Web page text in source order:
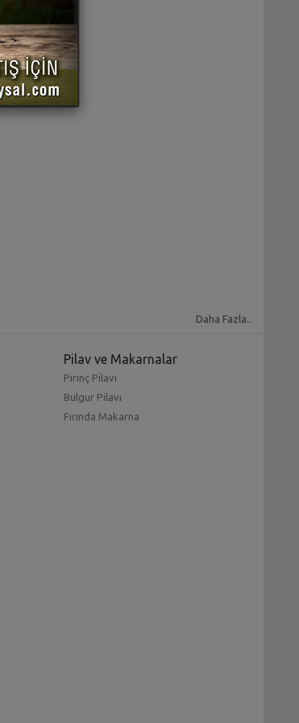
Daha Fazla..
Pilav ve Makarnalar
Pirinç Pilavı
Bulgur Pilavı
Fırında Makarna